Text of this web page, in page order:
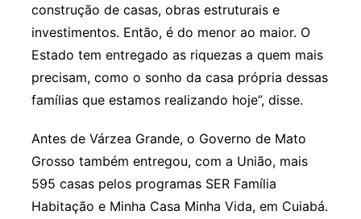
construção de casas, obras estruturais e
investimentos. Então, é do menor ao maior. O
Estado tem entregado as riquezas a quem mais
precisam, como o sonho da casa própria dessas
famílias que estamos realizando hoje”, disse.
Antes de Várzea Grande, o Governo de Mato
Grosso também entregou, com a União, mais
595 casas pelos programas SER Família
Habitação e Minha Casa Minha Vida, em Cuiabá.